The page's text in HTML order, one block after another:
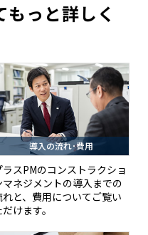
っと詳しく
導入の流れ･費用
ラスPMのコンストラクショ
マネジメントの導入までの
れと、費用についてご覧い
けます。